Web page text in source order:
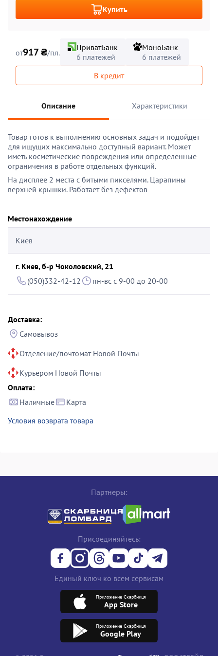
Купить
от917 ₴/пл.
ПриватБанк
6 платежей
МоноБанк
6 платежей
В кредит
Описание Характеристики
Товар готов к выполнению основных задач и подойдет
для ищущих максимально доступный вариант. Может
иметь косметические повреждения или определенные
ограничения в работе отдельных функций.
На дисплее 2 места с битыми пикселями. Царапины
верхней крышки. Работает без дефектов
Местонахождение
Киев
г. Киев, б-р Чоколовский, 21
(050)332-42-12
пн-вс с 9-00 до 20-00
Доставка:
Самовывоз
Отделение/почтомат Новой Почты
Курьером Новой Почты
Оплата:
Наличные
Карта
Условия возврата товара
Партнеры:
Присоединяйтесь:
Единый ключ ко всем сервисам
Приложение Скарбниця
App Store
Приложение Скарбниця
Google Play